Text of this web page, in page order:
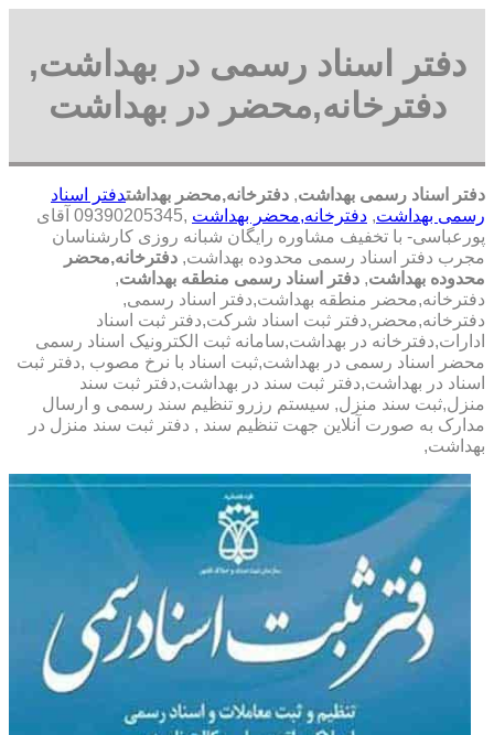
دفتر اسناد رسمی در بهداشت,
دفترخانه,محضر در بهداشت
دفتر اسناد رسمی بهداشت, دفترخانه,محضر بهداشتدفتر اسناد
رسمی بهداشت, دفترخانه,محضر بهداشت
,09390205345 آقای
پورعباسی- با تخفیف مشاوره رايگان شبانه روزی کارشناسان
مجرب دفتر اسناد رسمی محدوده بهداشت, دفترخانه,محضر
محدوده بهداشت, دفتر اسناد رسمی منطقه بهداشت,
دفترخانه,محضر منطقه بهداشت,دفتر اسناد رسمی,
دفترخانه,محضر,دفتر ثبت اسناد شرکت,دفتر ثبت اسناد
ادارات,دفترخانه در بهداشت,سامانه ثبت الکترونیک اسناد رسمی
محضر اسناد رسمی در بهداشت,ثبت اسناد با نرخ مصوب ,دفتر ثبت
اسناد در بهداشت,دفتر ثبت سند در بهداشت,دفتر ثبت سند
منزل,ثبت سند منزل, سیستم رزرو تنظیم سند رسمی و ارسال
مدارک به صورت آنلاین جهت تنظیم سند , دفتر ثبت سند منزل در
بهداشت,